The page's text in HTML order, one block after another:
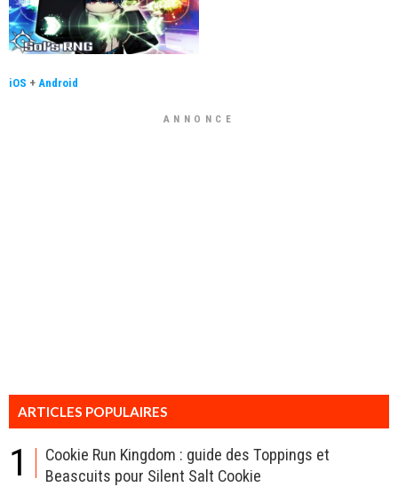
iOS + Android
ANNONCE
ARTICLES POPULAIRES
1
Cookie Run Kingdom : guide des Toppings et
Beascuits pour Silent Salt Cookie